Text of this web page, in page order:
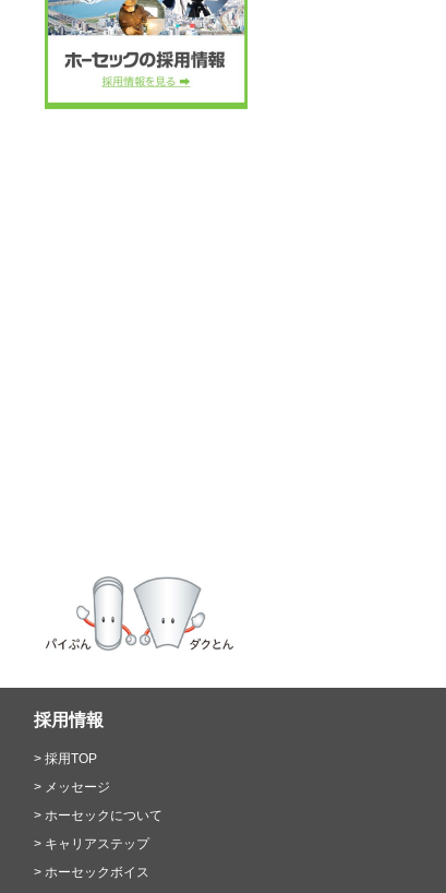
採用情報
採用TOP
メッセージ
ホーセックについて
キャリアステップ
ホーセックボイス